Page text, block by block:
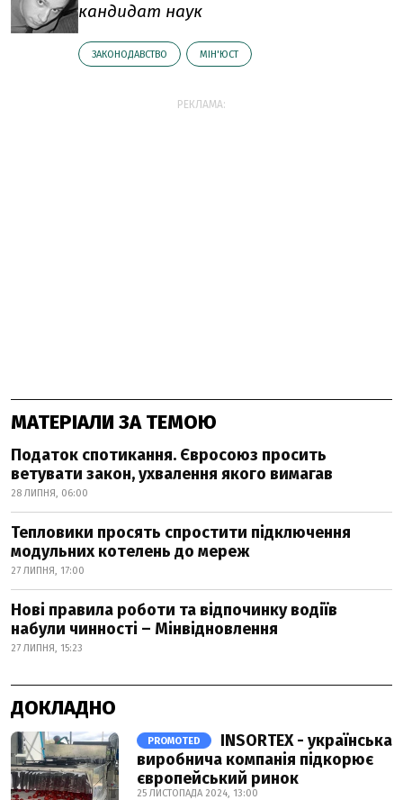
кандидат наук
ЗАКОНОДАВСТВО МІН'ЮСТ
РЕКЛАМА:
МАТЕРІАЛИ ЗА ТЕМОЮ
Податок спотикання. Євросоюз просить
ветувати закон, ухвалення якого вимагав
28 ЛИПНЯ, 06:00
Тепловики просять спростити підключення
модульних котелень до мереж
27 ЛИПНЯ, 17:00
Нові правила роботи та відпочинку водіїв
набули чинності – Мінвідновлення
27 ЛИПНЯ, 15:23
ДОКЛАДНО
PROMOTED
INSORTEX - українська
виробнича компанія підкорює
європейський ринок
25 ЛИСТОПАДА 2024, 13:00